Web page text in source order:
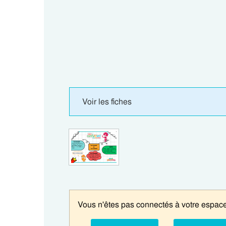
Voir les fiches
Vous n'êtes pas connectés à votre